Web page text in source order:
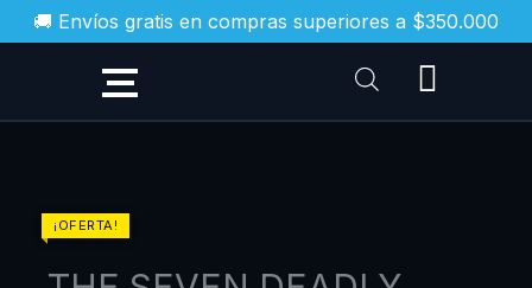
🚚 Envíos gratis en compras superiores a $350.000
al
¡OFERTA!
THE
SEVEN
DEADLY